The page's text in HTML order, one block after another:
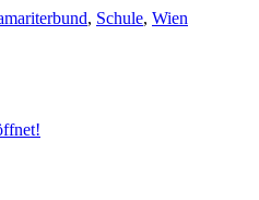
, Schule, Wien